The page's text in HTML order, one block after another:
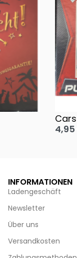
Cars
4,95
INFORMATIONEN
Ladengeschäft
Newsletter
Über uns
Versandkosten